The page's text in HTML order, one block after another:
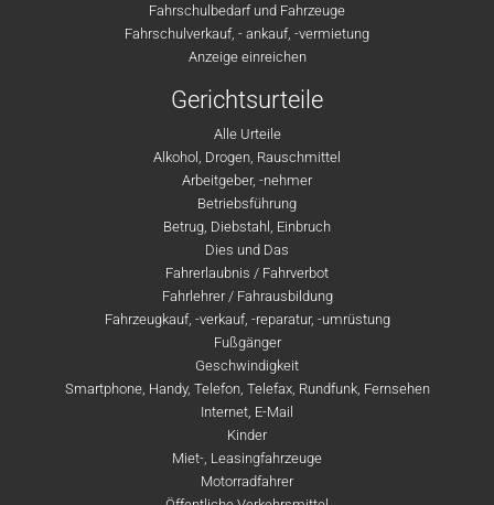
Fahrschulbedarf und Fahrzeuge
Fahrschulverkauf, - ankauf, -vermietung
Anzeige einreichen
Gerichtsurteile
Alle Urteile
Alkohol, Drogen, Rauschmittel
Arbeitgeber, -nehmer
Betriebsführung
Betrug, Diebstahl, Einbruch
Dies und Das
Fahrerlaubnis / Fahrverbot
Fahrlehrer / Fahrausbildung
Fahrzeugkauf, -verkauf, -reparatur, -umrüstung
Fußgänger
Geschwindigkeit
Smartphone, Handy, Telefon, Telefax, Rundfunk, Fernsehen
Internet, E-Mail
Kinder
Miet-, Leasingfahrzeuge
Motorradfahrer